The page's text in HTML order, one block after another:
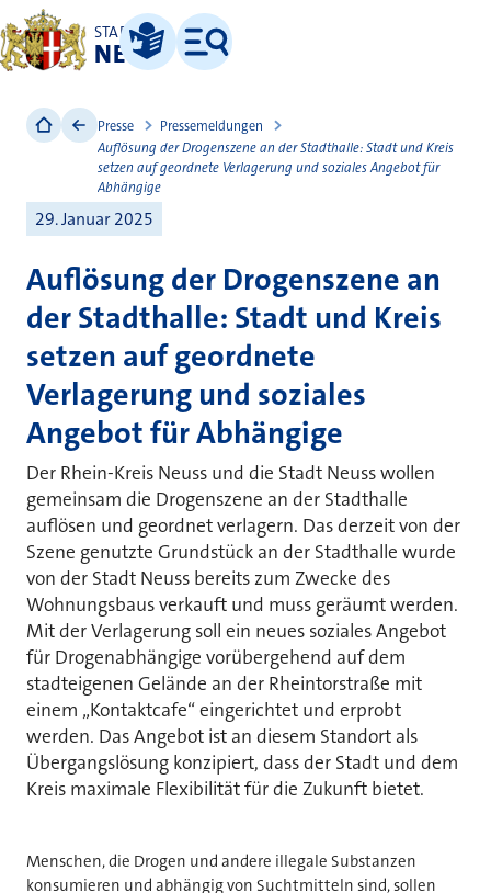
STADT
NEUSS
Leichte Sprache
Menü
Presse
Pressemeldungen
Auflösung der Drogenszene an der Stadthalle: Stadt und Kreis
setzen auf geordnete Verlagerung und soziales Angebot für
Abhängige
29. Januar 2025
Auflösung der Drogenszene an
der Stadthalle: Stadt und Kreis
setzen auf geordnete
Verlagerung und soziales
Angebot für Abhängige
Der Rhein-Kreis Neuss und die Stadt Neuss wollen
gemeinsam die Drogenszene an der Stadthalle
auflösen und geordnet verlagern. Das derzeit von der
Szene genutzte Grundstück an der Stadthalle wurde
von der Stadt Neuss bereits zum Zwecke des
Wohnungsbaus verkauft und muss geräumt werden.
Mit der Verlagerung soll ein neues soziales Angebot
für Drogenabhängige vorübergehend auf dem
stadteigenen Gelände an der Rheintorstraße mit
einem „Kontaktcafe“ eingerichtet und erprobt
werden. Das Angebot ist an diesem Standort als
Übergangslösung konzipiert, dass der Stadt und dem
Kreis maximale Flexibilität für die Zukunft bietet.
Menschen, die Drogen und andere illegale Substanzen
konsumieren und abhängig von Suchtmitteln sind, sollen